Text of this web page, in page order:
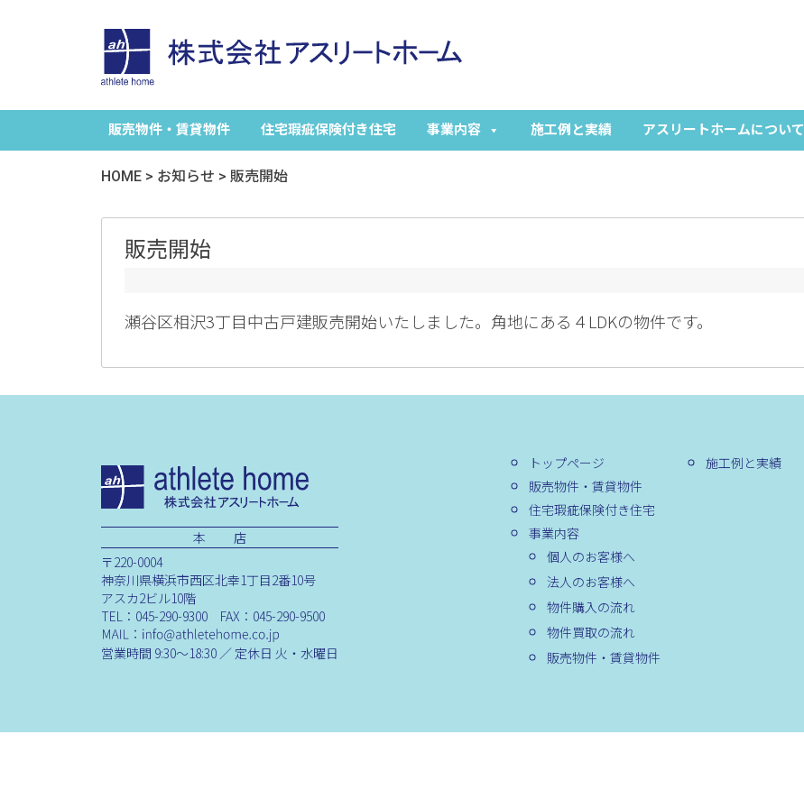
販売物件・賃貸物件 住宅瑕疵保険付き住宅 事業内容 施工例と実績 アスリートホームについて
HOME > お知らせ > 販売開始
販売開始
瀬谷区相沢3丁目中古戸建販売開始いたしました。角地にある４LDKの物件です。
本 店
〒220-0004
神奈川県横浜市西区北幸1丁目2番10号
アスカ2ビル10階
TEL：045-290-9300 FAX：045-290-9500
営業時間 9:30～18:30 ／ 定休日 火・水曜日
トップページ
販売物件・賃貸物件
住宅瑕疵保険付き住宅
事業内容
個人のお客様へ
法人のお客様へ
物件購入の流れ
物件買取の流れ
販売物件・賃貸物件
施工例と実績